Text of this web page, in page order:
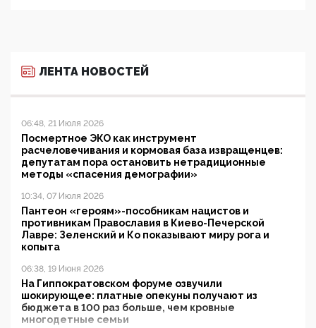
ЛЕНТА НОВОСТЕЙ
06:48, 21 Июля 2026
Посмертное ЭКО как инструмент
расчеловечивания и кормовая база извращенцев:
депутатам пора остановить нетрадиционные
методы «спасения демографии»
10:34, 07 Июля 2026
Пантеон «героям»-пособникам нацистов и
противникам Православия в Киево-Печерской
Лавре: Зеленский и Ко показывают миру рога и
копыта
06:38, 19 Июня 2026
На Гиппократовском форуме озвучили
шокирующее: платные опекуны получают из
бюджета в 100 раз больше, чем кровные
многодетные семьи